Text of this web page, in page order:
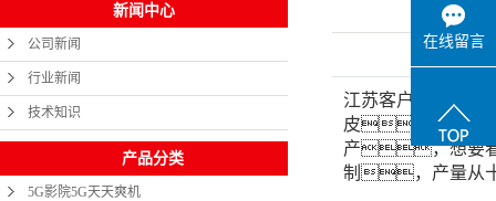
新闻中心
公司新闻
行业新闻
技术知识
产品分类
5G影院5G天天爽机
发布日
江苏客户现场安装
皮，另外客
产，想要看
制，产量从
在线留言